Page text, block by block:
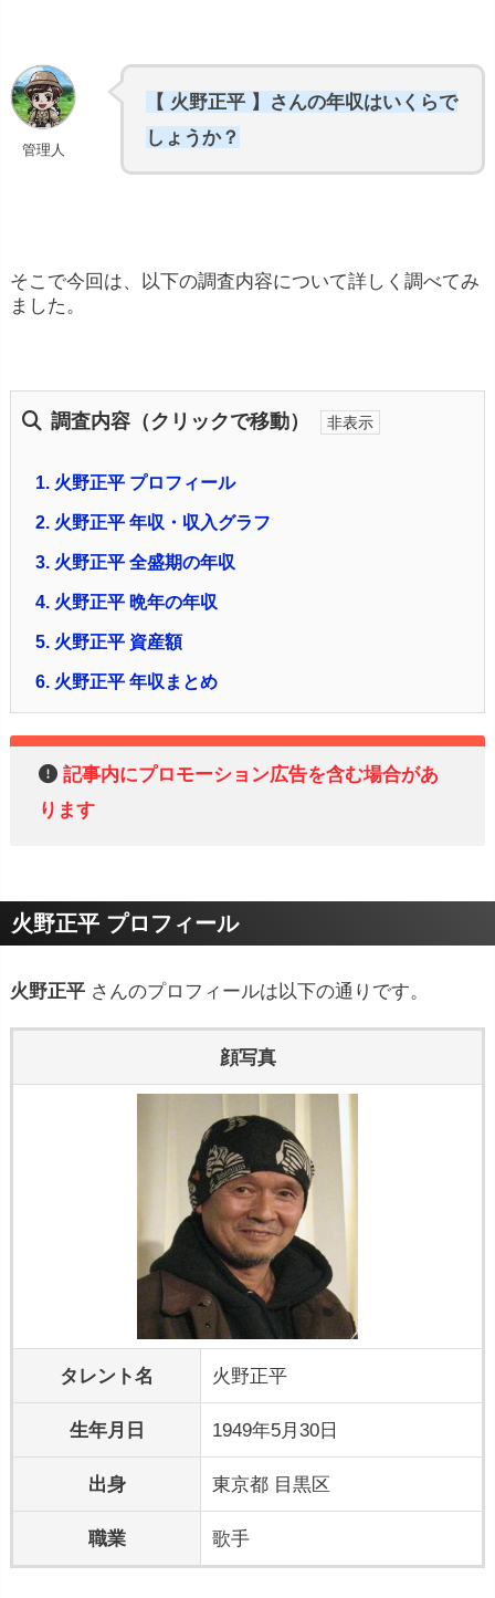
管理人
【 火野正平 】さんの年収はいくらで
しょうか？
そこで今回は、以下の調査内容について詳しく調べてみ
ました。
調査内容（クリックで移動）
1. 火野正平 プロフィール
2. 火野正平 年収・収入グラフ
3. 火野正平 全盛期の年収
4. 火野正平 晩年の年収
5. 火野正平 資産額
6. 火野正平 年収まとめ
記事内にプロモーション広告を含む場合があ
ります
火野正平 プロフィール
火野正平 さんのプロフィールは以下の通りです。
顔写真
タレント名 火野正平
生年月日 1949年5月30日
出身 東京都 目黒区
職業 歌手